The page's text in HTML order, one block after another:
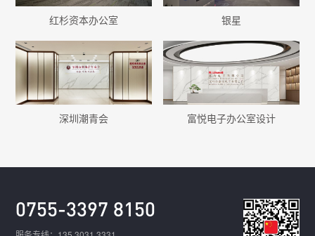
红杉资本办公室 银星
深圳潮青会 富悦电子办公室设计
0755-3397 8150